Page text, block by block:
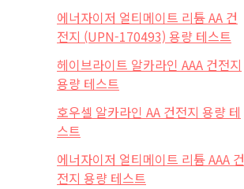
에너자이저 얼티메이트 리튬 AA 건
전지 (UPN-170493) 용량 테스트
헤이브라이트 알카라인 AAA 건전지
용량 테스트
호우셀 알카라인 AA 건전지 용량 테
스트
에너자이저 얼티메이트 리튬 AAA 건
전지 용량 테스트